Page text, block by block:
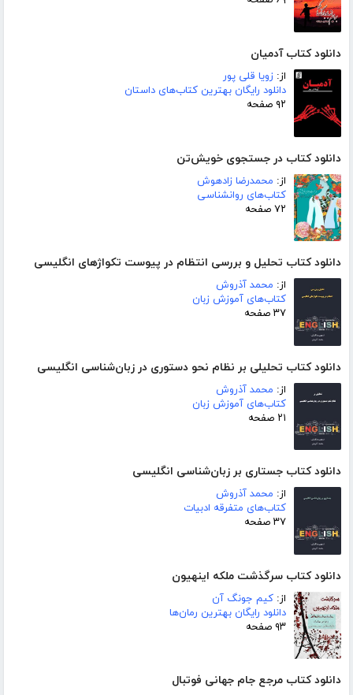
دانلود کتاب آدمیان
از: زویا قلی پور
دانلود رایگان بهترین کتاب‌های داستان
۹۲ صفحه
دانلود کتاب در جستجوی خویش‌تن
از: محمدرضا زادهوش
کتاب‌های روانشناسی
۷۲ صفحه
دانلود کتاب تحلیل و بررسی انتظام در پیوست تکواژهای انگلیسی
از: محمد آذروش
کتاب‌های آموزش زبان
۳۷ صفحه
دانلود کتاب تحلیلی بر نظام نحو دستوری در زبان‌شناسی انگلیسی
از: محمد آذروش
کتاب‌های آموزش زبان
۲۱ صفحه
دانلود کتاب جستاری بر زبان‌شناسی انگلیسی
از: محمد آذروش
کتاب‌های متفرقه ادبیات
۳۷ صفحه
دانلود کتاب سرگذشت ملکه اینهیون
از: کیم جونگ آن
دانلود رایگان بهترین رمان‌ها
۹۳ صفحه
دانلود کتاب مرجع جام جهانی فوتبال